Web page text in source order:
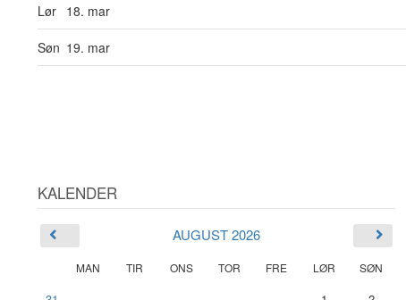
Lør 18. mar
Søn 19. mar
KALENDER
AUGUST 2026
MAN TIR ONS TOR FRE LØR SØN